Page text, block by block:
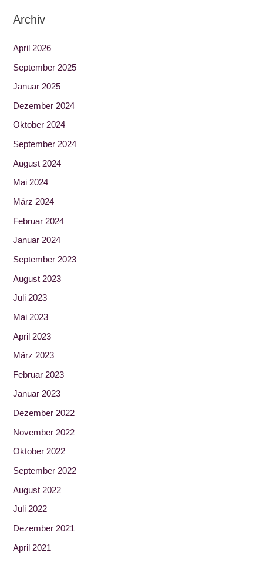
Archiv
April 2026
September 2025
Januar 2025
Dezember 2024
Oktober 2024
September 2024
August 2024
Mai 2024
März 2024
Februar 2024
Januar 2024
September 2023
August 2023
Juli 2023
Mai 2023
April 2023
März 2023
Februar 2023
Januar 2023
Dezember 2022
November 2022
Oktober 2022
September 2022
August 2022
Juli 2022
Dezember 2021
April 2021